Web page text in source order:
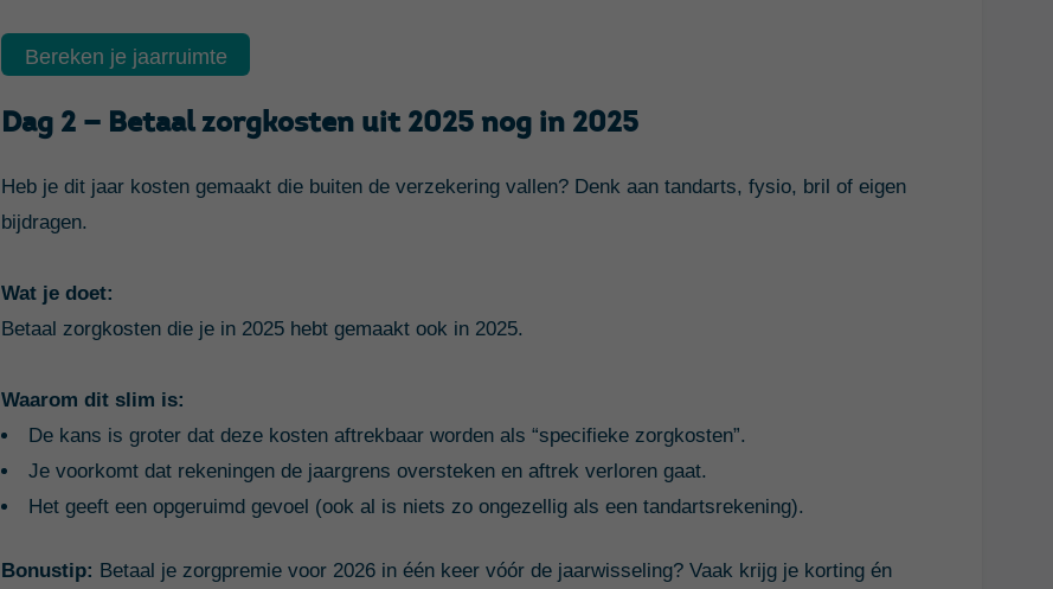
Bereken je jaarruimte
Dag 2 — Betaal zorgkosten uit 2025 nog in 2025
Heb je dit jaar kosten gemaakt die buiten de verzekering vallen? Denk aan tandarts, fysio, bril of eigen
bijdragen.
Wat je doet:
Betaal zorgkosten die je in 2025 hebt gemaakt ook in 2025.
Waarom dit slim is:
De kans is groter dat deze kosten aftrekbaar worden als “specifieke zorgkosten”.
Je voorkomt dat rekeningen de jaargrens oversteken en aftrek verloren gaat.
Het geeft een opgeruimd gevoel (ook al is niets zo ongezellig als een tandartsrekening).
Bonustip: Betaal je zorgpremie voor 2026 in één keer vóór de jaarwisseling? Vaak krijg je korting én